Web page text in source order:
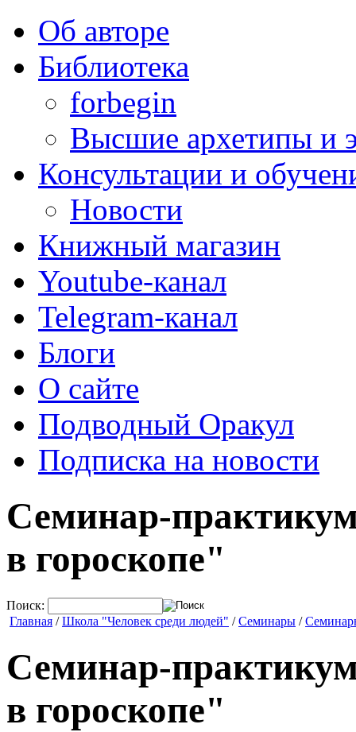
Об авторе
Библиотека
forbegin
Высшие архетипы и
Консультации и
Новости
Книжный магазин
Youtube-канал
Telegram-канал
Блоги
О сайте
Подводный Оракул
Подписка на новости
Семинар-
в гороскопе"
Поиск:
Главная /Школа "Человек среди людей" /Семинары /
Семинар-
в гороскопе"